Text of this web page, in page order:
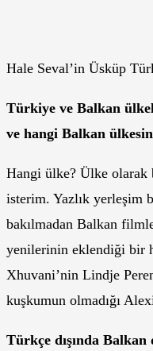
Hale Seval’in Üsküp
Türkiye ve Balkan
ve hangi Balkan
Hangi ülke? Ülke olarak
isterim. Yazlık yerleşim
bakılmadan Balkan
yenilerinin eklendiği bir
Xhuvani’nin Lindje
kuşkumun olmadığı
Türkçe dışında